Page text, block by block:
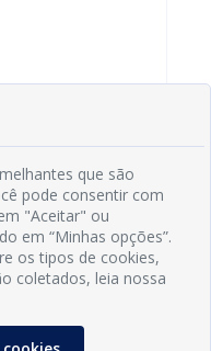
que são
pode consentir com
"Aceitar" ou
em “Minhas opções”.
os tipos de cookies,
coletados, leia nossa